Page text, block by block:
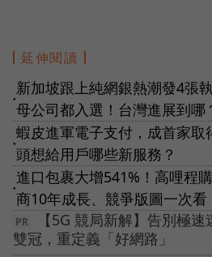
延伸閱讀
●
新加坡跟上純網銀熱潮發4張
母公司都入選！台灣進展到哪
●
蝦皮進軍電子支付，成首家取
頭想給用戶哪些新服務？
●
進口包裹大增541%！高哩程
商10年成長、競爭版圖一次看
【5G 競局新解】告別極
雙冠，重定義「好網路」